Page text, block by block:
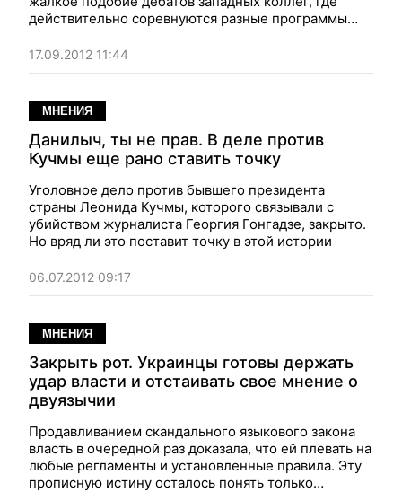
действительно соревнуются разные программы
17.09.2012 11:44
МНЕНИЯ
Данилыч, ты не прав. В деле против
Кучмы еще рано ставить точку
Уголовное дело против бывшего президента
страны Леонида Кучмы, которого связывали с
убийством журналиста Георгия Гонгадзе, закрыто.
Но вряд ли это поставит точку в этой истории
06.07.2012 09:17
МНЕНИЯ
Закрыть рот. Украинцы готовы держать
удар власти и отстаивать свое мнение о
двуязычии
Продавливанием скандального языкового закона
власть в очередной раз доказала, что ей плевать на
любые регламенты и установленные правила. Эту
прописную истину осталось понять только